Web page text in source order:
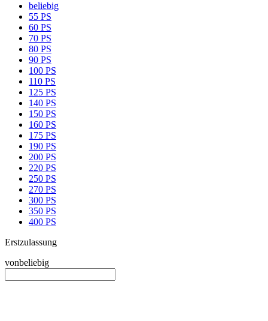
beliebig
55 PS
60 PS
70 PS
80 PS
90 PS
100 PS
110 PS
125 PS
140 PS
150 PS
160 PS
175 PS
190 PS
200 PS
220 PS
250 PS
270 PS
300 PS
350 PS
400 PS
Erstzulassung
vonbeliebig